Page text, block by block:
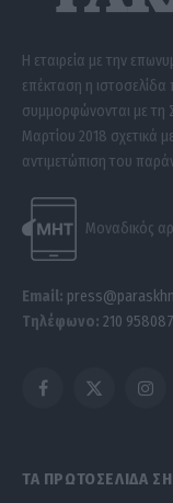
Η εταιρεία με την
επέκταση η
συμμορφώνονται με τη
Μαρτίου 2018 σχετικά
αντιμετώπιση του
Μοναδικός
Email:
Τηλέφωνο: 210
Facebook
X
ΤΑ ΠΡΩΤΟΣΕΛΙΔΑ